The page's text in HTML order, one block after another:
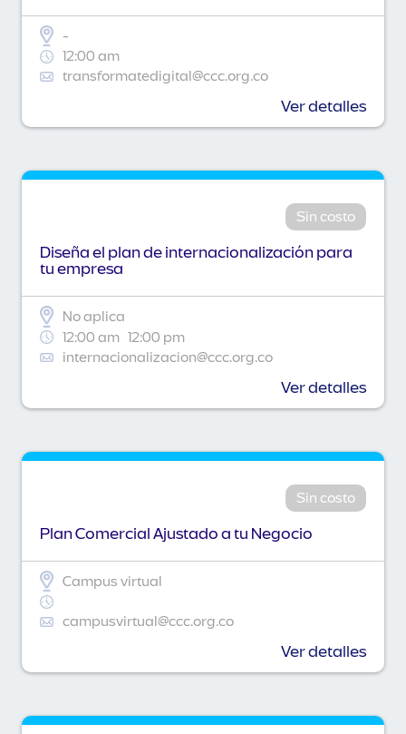
-
12:00 am
transformatedigital@ccc.org.co
Ver detalles
Sin costo
Diseña el plan de internacionalización para
tu empresa
No aplica
12:00 am 12:00 pm
internacionalizacion@ccc.org.co
Ver detalles
Sin costo
Plan Comercial Ajustado a tu Negocio
Campus virtual
campusvirtual@ccc.org.co
Ver detalles